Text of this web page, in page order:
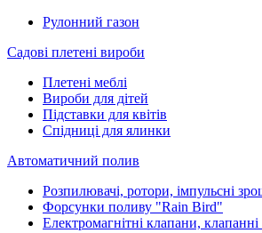
Рулонний газон
Садові плетені вироби
Плетені меблі
Вироби для дітей
Підставки для квітів
Спідниці для ялинки
Автоматичний полив
Розпилювачі, ротори, імпульсні
Форсунки поливу "Rain Bird"
Електромагнітні клапани, клапанні